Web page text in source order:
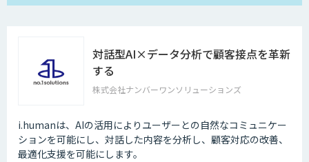
対話型AI×データ分析で顧客接点を革新
する
株式会社ナンバーワンソリューションズ
i.humanは、AIの活用によりユーザーとの自然なコミュニケー
ションを可能にし、対話した内容を分析し、顧客対応の改善、
最適化支援を可能にします。